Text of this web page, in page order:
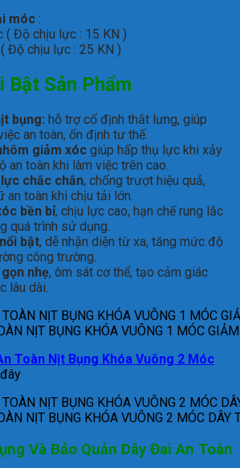
móc :
Độ chịu lực : 15 KN )
Độ chịu lực : 25 KN )
Sản Phẩm
bụng: hỗ trợ cố định thắt lưng, giúp
an toàn, ổn định tư thế.
giảm xóc giúp hấp thụ lực khi xảy
an toàn khi làm việc trên cao.
chắc chắn, chống trượt hiệu quả,
toàn khi chịu tải lớn.
bền bỉ, chịu lực cao, hạn chế rung lắc
quá trình sử dụng.
bật, dễ nhận diện từ xa, tăng mức độ
công trường.
nhẹ, ôm sát cơ thể, tạo cảm giác
lâu dài.
NỊT BỤNG KHÓA VUÔNG 1 MÓC
Toàn Nịt Bụng Khóa Vuông 2 Móc
NỊT BỤNG KHÓA VUÔNG 2 MÓC DÂY
Và Bảo Quản Dây Đai An Toàn